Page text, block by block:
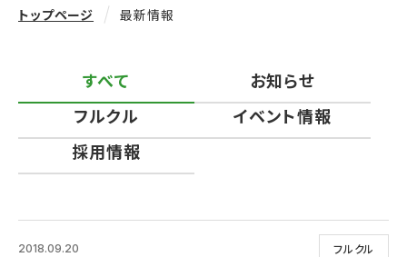
トップページ 最新情報
すべて
お知らせ
フルクル
イベント情報
採用情報
フルクル
2018.09.20